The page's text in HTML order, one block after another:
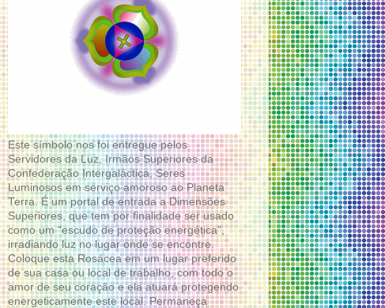
Este símbolo nos foi entregue pelos
Servidores da Luz, Irmãos Superiores da
Confederação Intergaláctica, Seres
Luminosos em serviço amoroso ao Planeta
Terra. É um portal de entrada a Dimensões
Superiores, que tem por finalidade ser usado
como um “escudo de proteção energética”,
irradiando luz no lugar onde se encontre.
Coloque esta Rosácea em um lugar preferido
de sua casa ou local de trabalho, com todo o
amor de seu coração e ela atuará protegendo
energeticamente este local. Permaneça